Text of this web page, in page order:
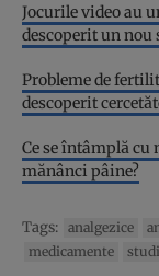
Jocurile video au
descoperit un nou
Probleme de
descoperit
Ce se întâmplă
mănânci pâine?
Tags: analgezice
medicamente